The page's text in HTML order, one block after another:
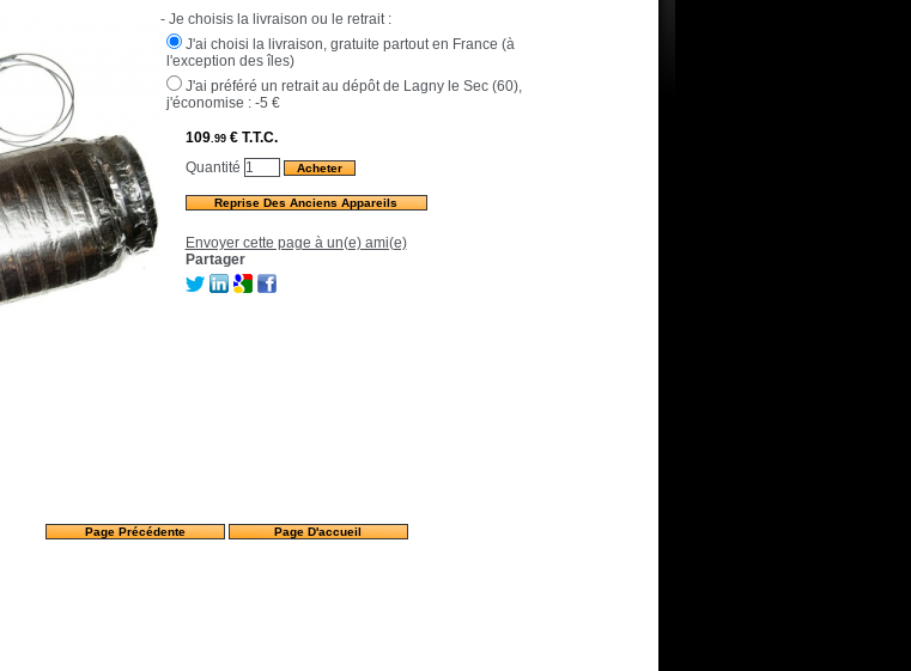
- Je choisis la livraison ou le retrait :
J'ai choisi la livraison, gratuite partout en France (à
l'exception des îles)
J'ai préféré un retrait au dépôt de Lagny le Sec (60),
j'économise :-5 €
109.99€ T.T.C.
Quantité
Reprise Des Anciens Appareils
Envoyer cette page à un(e) ami(e)
Partager